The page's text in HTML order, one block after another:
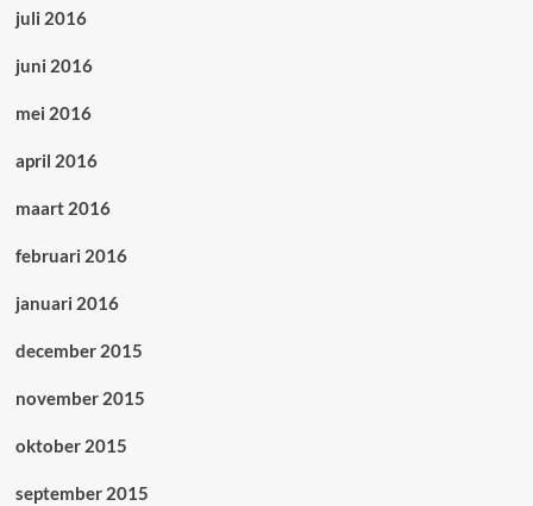
juli 2016
juni 2016
mei 2016
april 2016
maart 2016
februari 2016
januari 2016
december 2015
november 2015
oktober 2015
september 2015